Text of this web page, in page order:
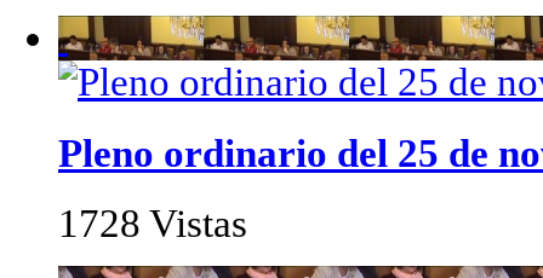
Pleno ordinario del 25 de
1728 Vistas